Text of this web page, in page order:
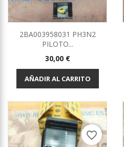
2BA003958031 PH3N2
PILOTO...
Precio
30,00 €
AÑADIR AL CARRITO
favorite_border